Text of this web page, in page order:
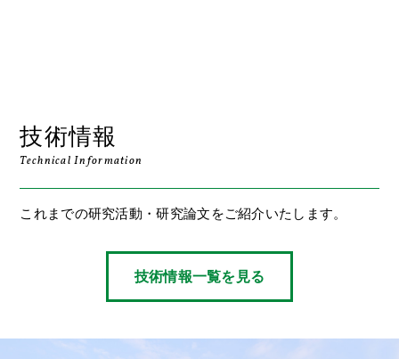
技術情報
Technical Information
これまでの研究活動・研究論文をご紹介いたします。
技術情報一覧を見る